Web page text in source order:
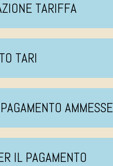
TARIFFA
TARI
AMMESSE
IL PAGAMENTO